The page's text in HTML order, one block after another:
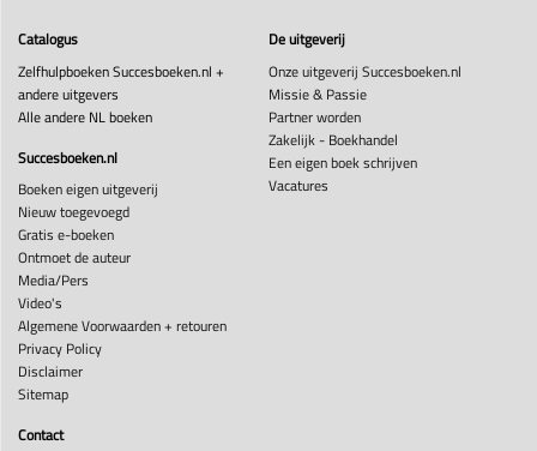
Catalogus
Zelfhulpboeken Succesboeken.nl +
andere uitgevers
Alle andere NL boeken
Succesboeken.nl
Boeken eigen uitgeverij
Nieuw toegevoegd
Gratis e-boeken
Ontmoet de auteur
Media/Pers
Video's
Algemene Voorwaarden + retouren
Privacy Policy
Disclaimer
Sitemap
De uitgeverij
Onze uitgeverij Succesboeken.nl
Missie & Passie
Partner worden
Zakelijk - Boekhandel
Een eigen boek schrijven
Vacatures
Contact